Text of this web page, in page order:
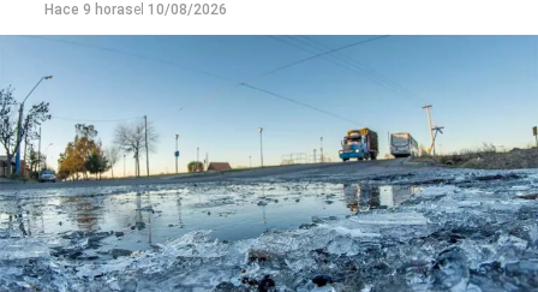
Hace 9 horasel 10/08/2026